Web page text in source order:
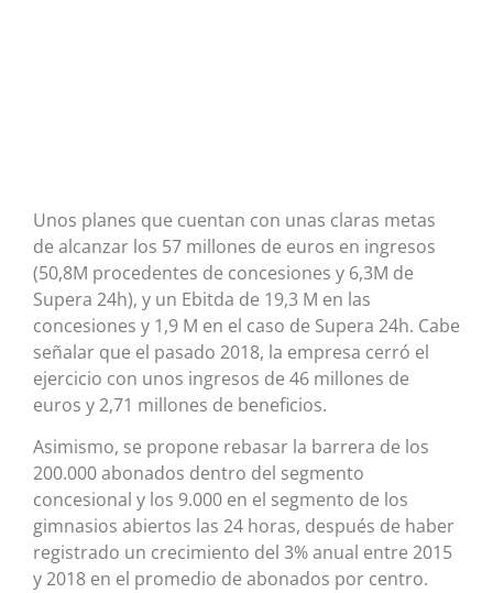
Unos planes que cuentan con unas claras metas
de alcanzar los 57 millones de euros en ingresos
(50,8M procedentes de concesiones y 6,3M de
Supera 24h), y un Ebitda de 19,3 M en las
concesiones y 1,9 M en el caso de Supera 24h. Cabe
señalar que el pasado 2018, la empresa cerró el
ejercicio con unos ingresos de 46 millones de
euros y 2,71 millones de beneficios.
Asimismo, se propone rebasar la barrera de los
200.000 abonados dentro del segmento
concesional y los 9.000 en el segmento de los
gimnasios abiertos las 24 horas, después de haber
registrado un crecimiento del 3% anual entre 2015
y 2018 en el promedio de abonados por centro.